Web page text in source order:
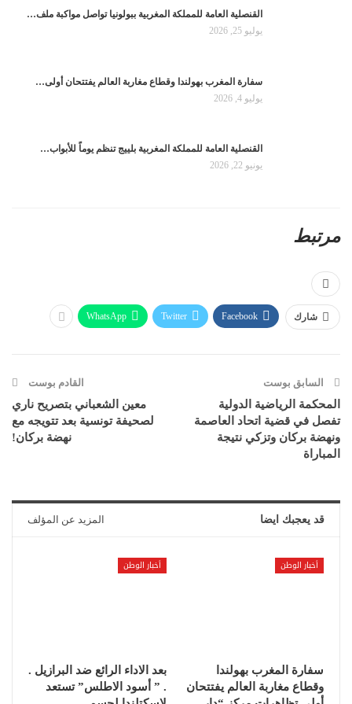
القنصلية العامة للمملكة المغربية ببولونيا تواصل مواكبة ملف…
يوليو 25, 2026
سفارة المغرب بهولندا وقطاع مغاربة العالم يفتتحان أولى…
يوليو 4, 2026
القنصلية العامة للمملكة المغربية بلييج تنظم يوماً للأبواب…
يونيو 22, 2026
مرتبط
شارك Facebook
Twitter
WhatsApp
السابق بوست
المحكمة الرياضية الدولية
تفصل في قضية اتحاد العاصمة
ونهضة بركان وتزكي نتيجة
المباراة
القادم بوست
معين الشعباني بتصريح ناري
لصحيفة تونسية بعد تتويجه مع
نهضة بركان!
قد يعجبك ايضا المزيد عن المؤلف
أخبار الوطن
سفارة المغرب بهولندا
وقطاع مغاربة العالم يفتتحان
أخبار الوطن
بعد الاداء الرائع ضد البرازيل .
. ” أسود الاطلس” تستعد